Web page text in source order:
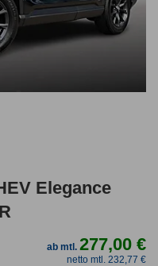
Elegance
ab mtl.277,00 €
netto mtl. 232,77 €